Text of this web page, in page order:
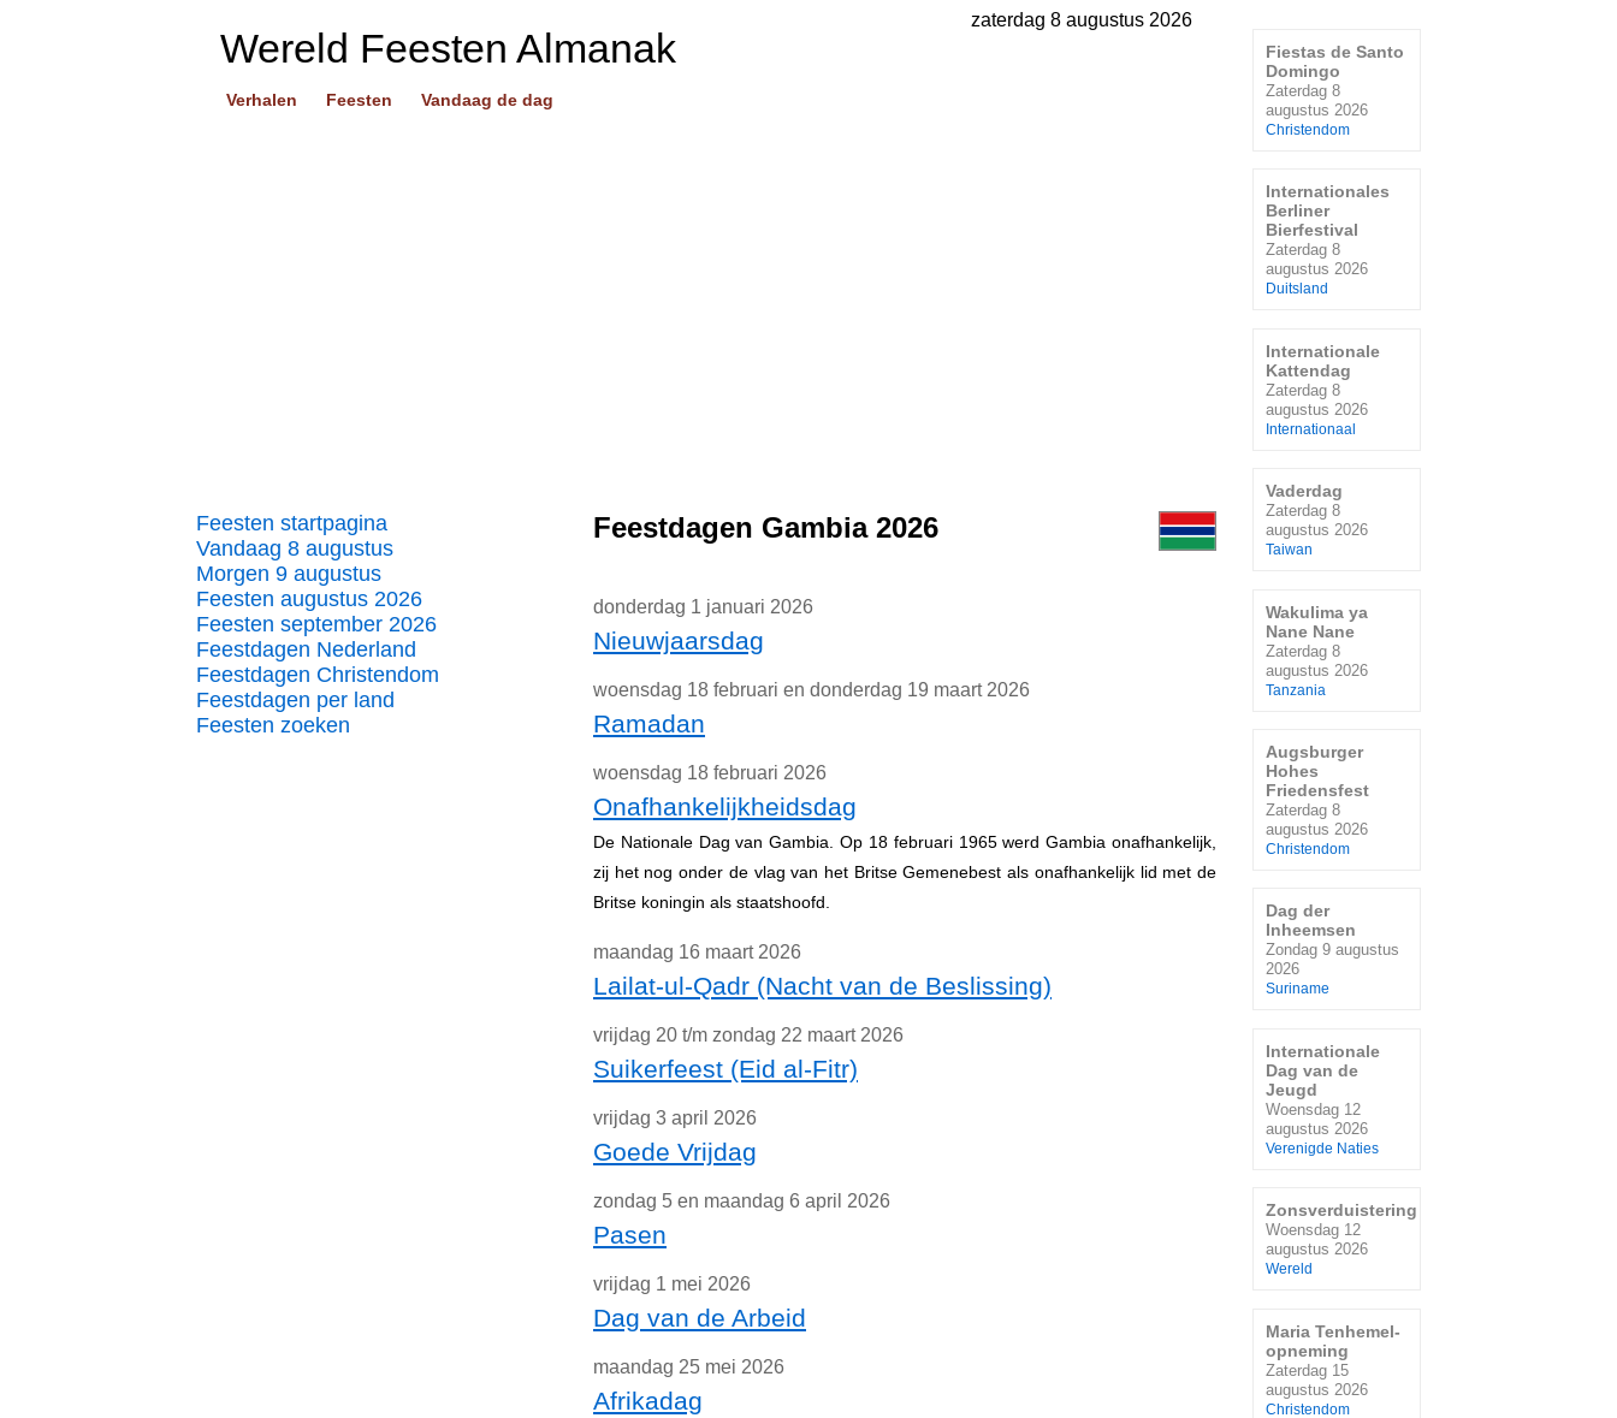
zaterdag 8 augustus 2026
Wereld Feesten Almanak
Verhalen Feesten Vandaag de dag
Feesten startpagina
Vandaag 8 augustus
Morgen 9 augustus
Feesten augustus 2026
Feesten september 2026
Feestdagen Nederland
Feestdagen Christendom
Feestdagen per land
Feesten zoeken
Feestdagen Gambia 2026
donderdag 1 januari 2026
Nieuwjaarsdag
woensdag 18 februari en donderdag 19 maart 2026
Ramadan
woensdag 18 februari 2026
Onafhankelijkheidsdag
De Nationale Dag van Gambia. Op 18 februari 1965 werd Gambia onafhankelijk,
zij het nog onder de vlag van het Britse Gemenebest als onafhankelijk lid met de
Britse koningin als staatshoofd.
maandag 16 maart 2026
Lailat-ul-Qadr (Nacht van de Beslissing)
vrijdag 20 t/m zondag 22 maart 2026
Suikerfeest (Eid al-Fitr)
vrijdag 3 april 2026
Goede Vrijdag
zondag 5 en maandag 6 april 2026
Pasen
vrijdag 1 mei 2026
Dag van de Arbeid
maandag 25 mei 2026
Afrikadag
Fiestas de Santo
Domingo
Zaterdag 8
augustus 2026
Christendom
Internationales
Berliner
Bierfestival
Zaterdag 8
augustus 2026
Duitsland
Internationale
Kattendag
Zaterdag 8
augustus 2026
Internationaal
Vaderdag
Zaterdag 8
augustus 2026
Taiwan
Wakulima ya
Nane Nane
Zaterdag 8
augustus 2026
Tanzania
Augsburger
Hohes
Friedensfest
Zaterdag 8
augustus 2026
Christendom
Dag der
Inheemsen
Zondag 9 augustus
2026
Suriname
Internationale
Dag van de
Jeugd
Woensdag 12
augustus 2026
Verenigde Naties
Zonsverduistering
Woensdag 12
augustus 2026
Wereld
Maria Tenhemel-
opneming
Zaterdag 15
augustus 2026
Christendom